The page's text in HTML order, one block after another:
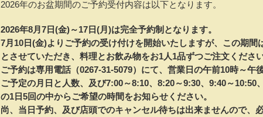
2026年のお盆期間のご予約受付内容は以下となります。
2026年8月7日(金)～17日(月)は完全予約制となります。
7月10日(金)よりご予約の受け付けを開始いたしますが、この期間
とさせていただき、料理とお飲み物をお1人1品ずつご注文くださ
ご予約は専用電話（0267-31-5079）にて、営業日の午前10時～午
ご予定の月日と人数、及び7:00～8:10、8:20～9:30、9:40～10:50
の1日5回の中からご希望の時間をお知らせください。
尚、当日予約、及び店頭でのキャンセル待ちは出来ませんので、